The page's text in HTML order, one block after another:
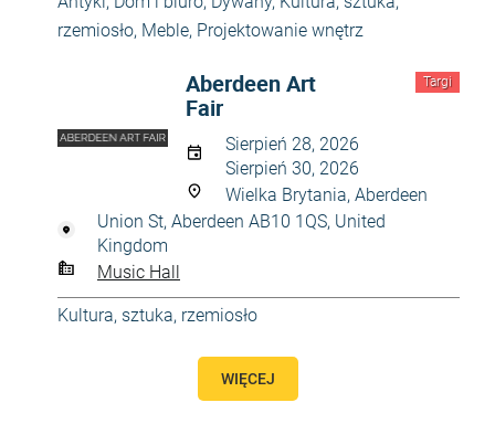
rzemiosło, Meble, Projektowanie wnętrz
Targi
Aberdeen Art
Fair
Sierpień 28, 2026
Sierpień 30, 2026
Wielka Brytania, Aberdeen
Union St, Aberdeen AB10 1QS, United
Kingdom
Music Hall
Kultura, sztuka, rzemiosło
WIĘCEJ